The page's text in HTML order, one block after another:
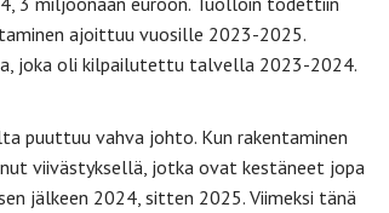
ajoittuu vuosille 2023-2025.
joka oli kilpailutettu talvella 2023-2024.
puuttuu vahva johto. Kun rakentaminen
viivästyksellä, jotka ovat kestäneet jopa
jälkeen 2024, sitten 2025. Viimeksi tänä